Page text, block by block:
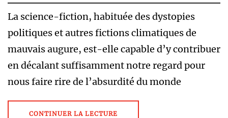
La science-fiction, habituée des dystopies
politiques et autres fictions climatiques de
mauvais augure, est-elle capable d’y contribuer
en décalant suffisamment notre regard pour
nous faire rire de l’absurdité du monde
CONTINUER LA LECTURE